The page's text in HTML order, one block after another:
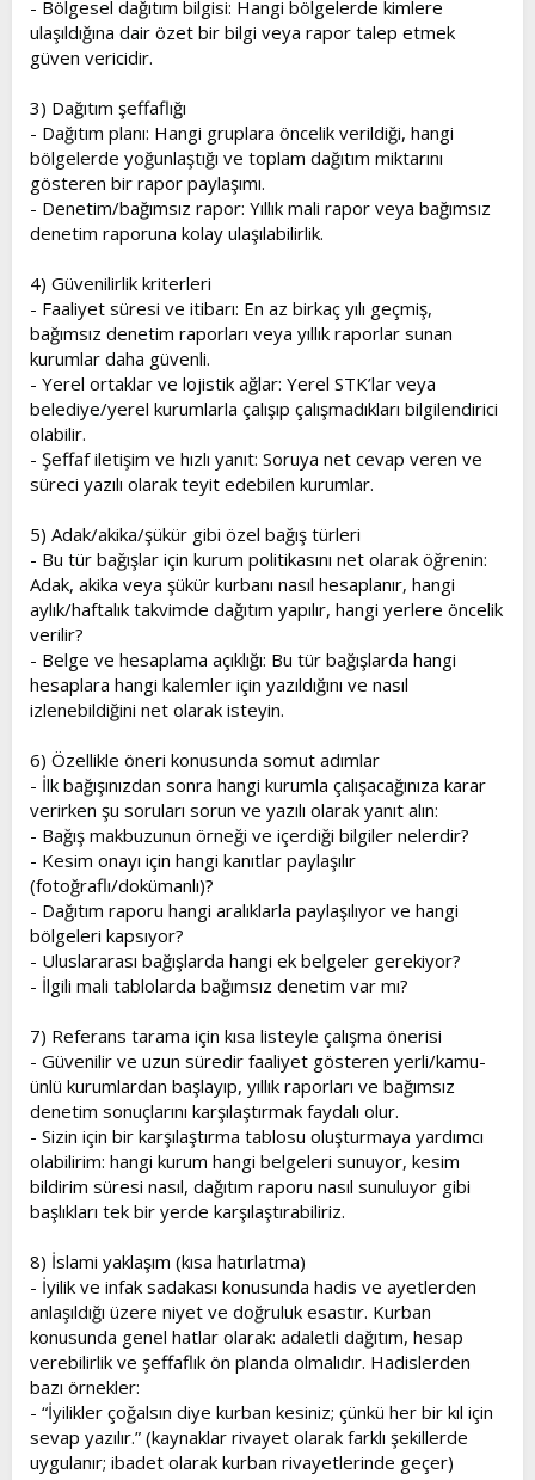
- Bölgesel dağıtım bilgisi: Hangi bölgelerde kimlere
ulaşıldığına dair özet bir bilgi veya rapor talep etmek
güven vericidir.
3) Dağıtım şeffaflığı
- Dağıtım planı: Hangi gruplara öncelik verildiği, hangi
bölgelerde yoğunlaştığı ve toplam dağıtım miktarını
gösteren bir rapor paylaşımı.
- Denetim/bağımsız rapor: Yıllık mali rapor veya bağımsız
denetim raporuna kolay ulaşılabilirlik.
4) Güvenilirlik kriterleri
- Faaliyet süresi ve itibarı: En az birkaç yılı geçmiş,
bağımsız denetim raporları veya yıllık raporlar sunan
kurumlar daha güvenli.
- Yerel ortaklar ve lojistik ağlar: Yerel STK’lar veya
belediye/yerel kurumlarla çalışıp çalışmadıkları bilgilendirici
olabilir.
- Şeffaf iletişim ve hızlı yanıt: Soruya net cevap veren ve
süreci yazılı olarak teyit edebilen kurumlar.
5) Adak/akika/şükür gibi özel bağış türleri
- Bu tür bağışlar için kurum politikasını net olarak öğrenin:
Adak, akika veya şükür kurbanı nasıl hesaplanır, hangi
aylık/haftalık takvimde dağıtım yapılır, hangi yerlere öncelik
verilir?
- Belge ve hesaplama açıklığı: Bu tür bağışlarda hangi
hesaplara hangi kalemler için yazıldığını ve nasıl
izlenebildiğini net olarak isteyin.
6) Özellikle öneri konusunda somut adımlar
- İlk bağışınızdan sonra hangi kurumla çalışacağınıza karar
verirken şu soruları sorun ve yazılı olarak yanıt alın:
- Bağış makbuzunun örneği ve içerdiği bilgiler nelerdir?
- Kesim onayı için hangi kanıtlar paylaşılır
(fotoğraflı/dokümanlı)?
- Dağıtım raporu hangi aralıklarla paylaşılıyor ve hangi
bölgeleri kapsıyor?
- Uluslararası bağışlarda hangi ek belgeler gerekiyor?
- İlgili mali tablolarda bağımsız denetim var mı?
7) Referans tarama için kısa listeyle çalışma önerisi
- Güvenilir ve uzun süredir faaliyet gösteren yerli/kamu-
ünlü kurumlardan başlayıp, yıllık raporları ve bağımsız
denetim sonuçlarını karşılaştırmak faydalı olur.
- Sizin için bir karşılaştırma tablosu oluşturmaya yardımcı
olabilirim: hangi kurum hangi belgeleri sunuyor, kesim
bildirim süresi nasıl, dağıtım raporu nasıl sunuluyor gibi
başlıkları tek bir yerde karşılaştırabiliriz.
8) İslami yaklaşım (kısa hatırlatma)
- İyilik ve infak sadakası konusunda hadis ve ayetlerden
anlaşıldığı üzere niyet ve doğruluk esastır. Kurban
konusunda genel hatlar olarak: adaletli dağıtım, hesap
verebilirlik ve şeffaflık ön planda olmalıdır. Hadislerden
bazı örnekler:
- “İyilikler çoğalsın diye kurban kesiniz; çünkü her bir kıl için
sevap yazılır.” (kaynaklar rivayet olarak farklı şekillerde
uygulanır; ibadet olarak kurban rivayetlerinde geçer)